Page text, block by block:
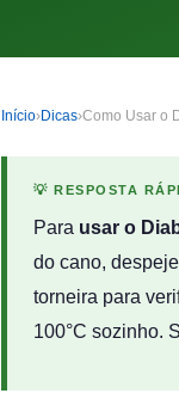
Início›Dicas›Como Usar o
💡 RESPOSTA
Para usar o
do cano,
torneira para
100°C sozinho.